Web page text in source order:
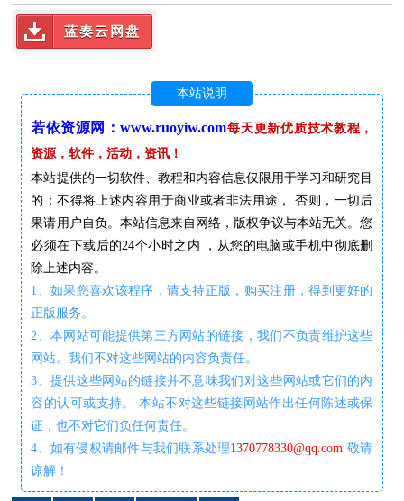
蓝奏云网盘
本站说明
若依资源网：www.ruoyiw.com每天更新优质技术教程，
资源，软件，活动，资讯！
本站提供的一切软件、教程和内容信息仅限用于学习和研究目
的；不得将上述内容用于商业或者非法用途， 否则，一切后
果请用户自负。本站信息来自网络，版权争议与本站无关。您
必须在下载后的24个小时之内 ，从您的电脑或手机中彻底删
除上述内容。
1、如果您喜欢该程序，请支持正版，购买注册，得到更好的
正版服务。
2、本网站可能提供第三方网站的链接，我们不负责维护这些
网站。我们不对这些网站的内容负责任。
3、提供这些网站的链接并不意味我们对这些网站或它们的内
容的认可或支持。 本站不对这些链接网站作出任何陈述或保
证，也不对它们负任何责任。
4、如有侵权请邮件与我们联系处理1370778330@qq.com 敬请
谅解！